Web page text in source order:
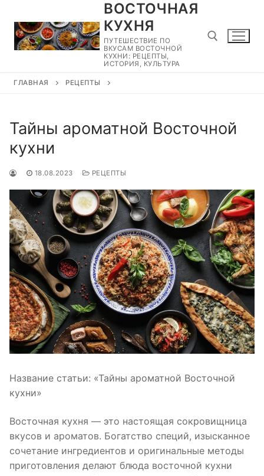
содержимому
ВОСТОЧНАЯ
КУХНЯ
ПУТЕШЕСТВИЕ ПО
ВКУСАМ ВОСТОЧНОЙ
КУХНИ: РЕЦЕПТЫ,
ИСТОРИЯ, КУЛЬТУРА
ГЛАВНАЯ РЕЦЕПТЫ
Тайны ароматной Восточной
кухни
18.08.2023 РЕЦЕПТЫ
Название статьи: «Тайны ароматной Восточной
кухни»
Восточная кухня — это настоящая сокровищница
вкусов и ароматов. Богатство специй, изысканное
сочетание ингредиентов и оригинальные методы
приготовления делают блюда восточной кухни